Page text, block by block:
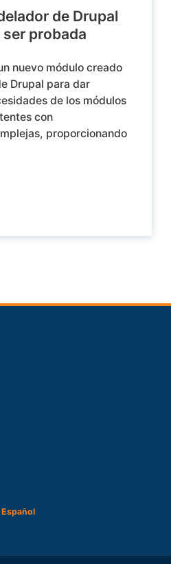
de Drupal
probada
nuevo módulo creado
Drupal para dar
de los módulos
con
proporcionando
Español